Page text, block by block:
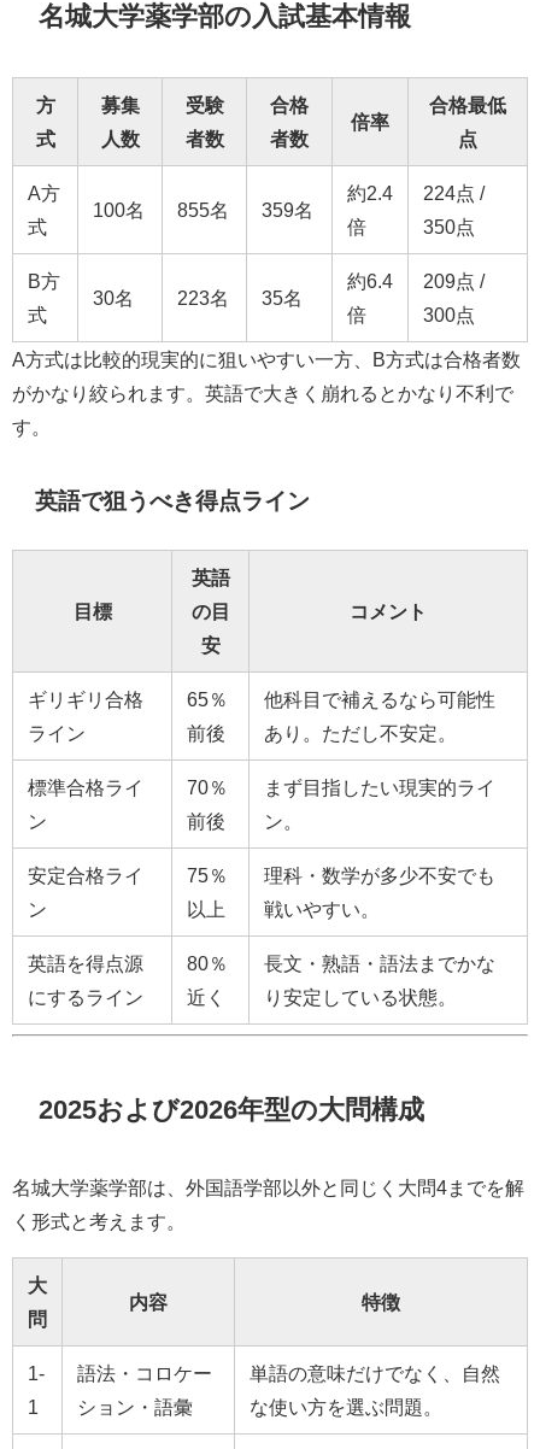
名城大学薬学部の入試基本情報
方
式
募集
人数
受験
者数
合格
者数
倍率
合格最低
点
A方
式
100名 855名 359名
約2.4
倍
224点 /
350点
B方
式
30名 223名 35名
約6.4
倍
209点 /
300点
A方式は比較的現実的に狙いやすい一方、B方式は合格者数
がかなり絞られます。英語で大きく崩れるとかなり不利で
す。
英語で狙うべき得点ライン
目標
英語
の目
安
コメント
ギリギリ合格
ライン
65％
前後
他科目で補えるなら可能性
あり。ただし不安定。
標準合格ライ
ン
70％
前後
まず目指したい現実的ライ
ン。
安定合格ライ
ン
75％
以上
理科・数学が多少不安でも
戦いやすい。
英語を得点源
にするライン
80％
近く
長文・熟語・語法までかな
り安定している状態。
2025および2026年型の大問構成
名城大学薬学部は、外国語学部以外と同じく大問4までを解
く形式と考えます。
大
問
内容 特徴
1-
1
語法・コロケー
ション・語彙
単語の意味だけでなく、自然
な使い方を選ぶ問題。